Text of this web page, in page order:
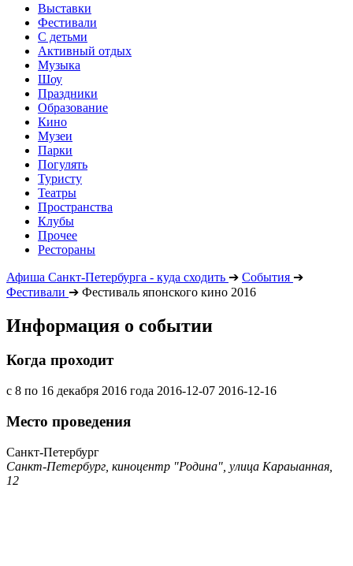
Выставки
Фестивали
С детьми
Активный отдых
Музыка
Шоу
Праздники
Образование
Кино
Музеи
Парки
Погулять
Туристу
Театры
Пространства
Клубы
Прочее
Рестораны
Афиша Санкт-Петербурга - куда сходить ➔ События ➔
Фестивали ➔ Фестиваль японского кино 2016
Информация о событии
Когда проходит
с 8 по 16 декабря 2016 года 2016-12-07 2016-12-16
Место проведения
Санкт-Петербург
Санкт-Петербург, киноцентр "Родина", улица Караыанная,
12